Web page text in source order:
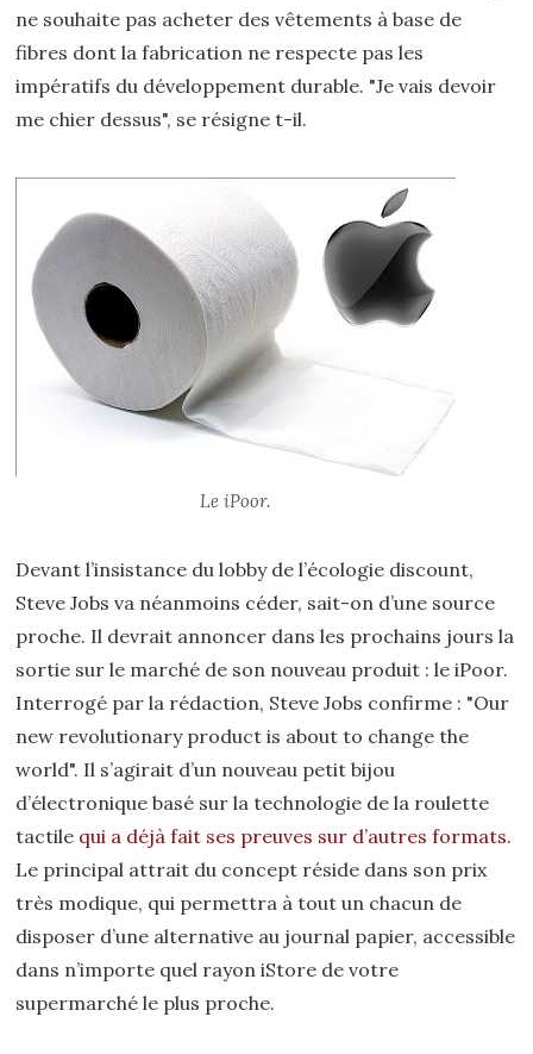
ne souhaite pas acheter des vêtements à base de
fibres dont la fabrication ne respecte pas les
impératifs du développement durable. "Je vais devoir
me chier dessus", se résigne t-il.
Le iPoor.
Devant l’insistance du lobby de l’écologie discount,
Steve Jobs va néanmoins céder, sait-on d’une source
proche. Il devrait annoncer dans les prochains jours la
sortie sur le marché de son nouveau produit : le iPoor.
Interrogé par la rédaction, Steve Jobs confirme : "Our
new revolutionary product is about to change the
world". Il s’agirait d’un nouveau petit bijou
d’électronique basé sur la technologie de la roulette
tactile qui a déjà fait ses preuves sur d’autres formats.
Le principal attrait du concept réside dans son prix
très modique, qui permettra à tout un chacun de
disposer d’une alternative au journal papier, accessible
dans n’importe quel rayon iStore de votre
supermarché le plus proche.